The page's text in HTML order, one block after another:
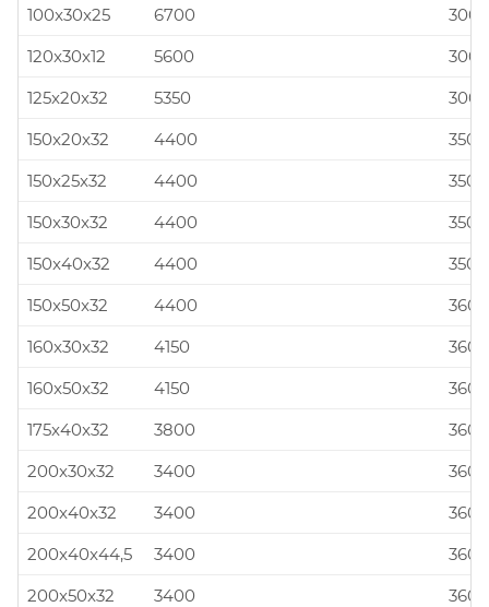
100x30x25
6700
120x30x12
5600
125x20x32
5350
150x20x32
4400
150x25x32
4400
150x30x32
4400
150x40x32
4400
150x50x32
4400
160x30x32
4150
160x50x32
4150
175x40x32
3800
200x30x32
3400
200x40x32
3400
200x40x44,5
3400
200x50x32
3400